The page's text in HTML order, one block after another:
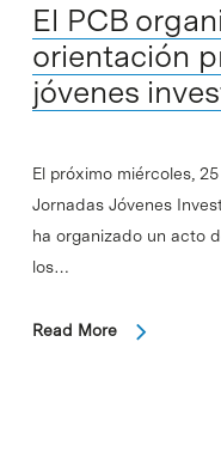
El PCB
orientación
jóvenes
El próximo miércoles,
Jornadas Jóvenes
ha organizado un acto
los…
Read More